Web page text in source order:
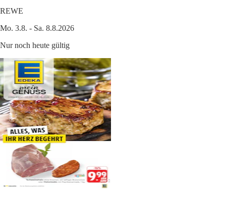
REWE
Mo. 3.8. - Sa. 8.8.2026
Nur noch heute gültig